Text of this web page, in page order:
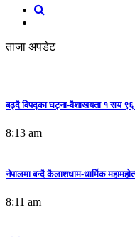
ताजा अपडेट
बढ्दै विपद्का घट्ना-वैशाखयता १ सय ९६
8:13 am
नेपालमा बन्दै कैलाशधाम-धार्मिक
8:11 am